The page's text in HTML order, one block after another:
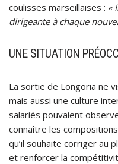
coulisses marseillaises : «
dirigeante à chaque
UNE SITUATION
La sortie de Longoria ne
mais aussi une culture
salariés pouvaient
connaître les compositions
qu’il souhaite corriger au
et renforcer la